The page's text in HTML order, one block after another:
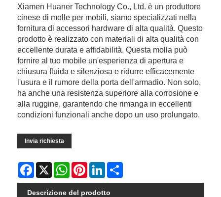
Xiamen Huaner Technology Co., Ltd. è un produttore
cinese di molle per mobili, siamo specializzati nella
fornitura di accessori hardware di alta qualità. Questo
prodotto è realizzato con materiali di alta qualità con
eccellente durata e affidabilità. Questa molla può
fornire al tuo mobile un'esperienza di apertura e
chiusura fluida e silenziosa e ridurre efficacemente
l'usura e il rumore della porta dell'armadio. Non solo,
ha anche una resistenza superiore alla corrosione e
alla ruggine, garantendo che rimanga in eccellenti
condizioni funzionali anche dopo un uso prolungato.
Invia richiesta
Facebook
X WhatsAppPinterestLinkedIn
Descrizione del prodotto